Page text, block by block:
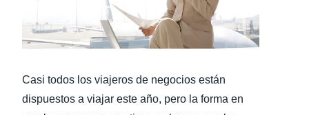
Nederlands (English)
Sweden (English)
Finland (English)
Singapore (English)
Casi todos los viajeros de negocios están
dispuestos a viajar este año, pero la forma en